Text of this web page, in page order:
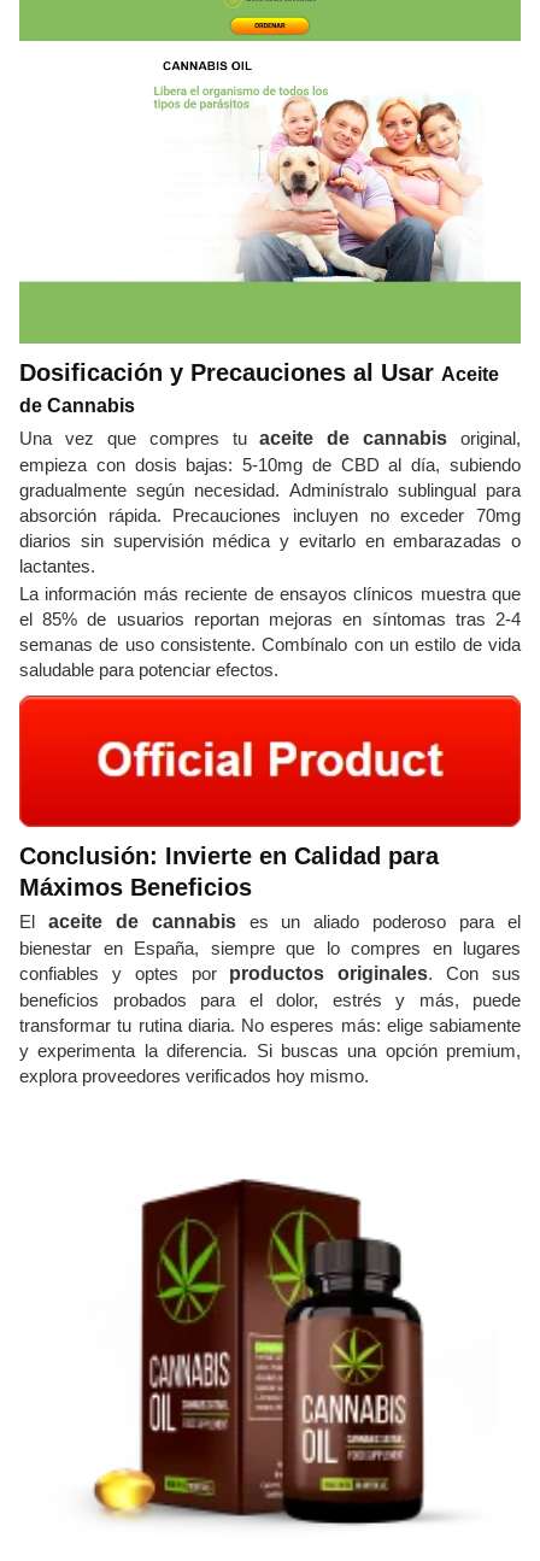
Dosificación y Precauciones al Usar Aceite
de Cannabis
Una vez que compres tuaceite de cannabis original,
empieza con dosis bajas: 5-10mg de CBD al día, subiendo
gradualmente según necesidad. Adminístralo sublingual para
absorción rápida. Precauciones incluyen no exceder 70mg
diarios sin supervisión médica y evitarlo en embarazadas o
lactantes.
La información más reciente de ensayos clínicos muestra que
el 85% de usuarios reportan mejoras en síntomas tras 2-4
semanas de uso consistente. Combínalo con un estilo de vida
saludable para potenciar efectos.
Conclusión: Invierte en Calidad para
Máximos Beneficios
El aceite de cannabises un aliado poderoso para el
bienestar en España, siempre que lo compres en lugares
confiables y optes por productos originales. Con sus
beneficios probados para el dolor, estrés y más, puede
transformar tu rutina diaria. No esperes más: elige sabiamente
y experimenta la diferencia. Si buscas una opción premium,
explora proveedores verificados hoy mismo.